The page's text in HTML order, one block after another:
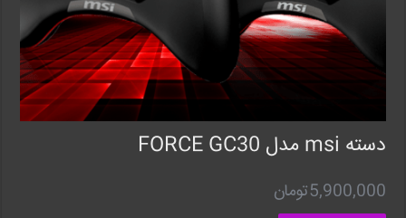
دسته msi مدل FORCE GC30
5,900,000تومان